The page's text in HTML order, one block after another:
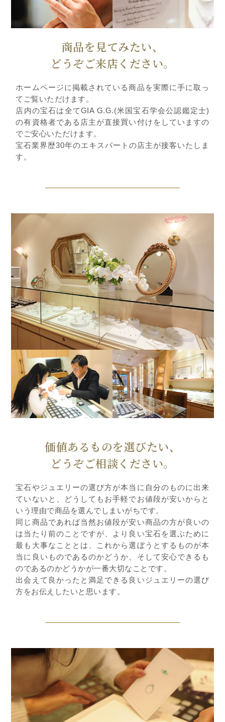
商品を見てみたい、
どうぞご来店ください。
ホームページに掲載されている商品を実際に手に取っ
てご覧いただけます。
店内の宝石は全てGIA G.G.(米国宝石学会公認鑑定士)
の有資格者である店主が直接買い付けをしていますの
でご安心いただけます。
宝石業界歴30年のエキスパートの店主が接客いたしま
す。
価値あるものを選びたい、
どうぞご相談ください。
宝石やジュエリーの選び方が本当に自分のものに出来
ていないと、どうしてもお手軽でお値段が安いからと
いう理由で商品を選んでしまいがちです。
同じ商品であれば当然お値段が安い商品の方が良いの
は当たり前のことですが、より良い宝石を選ぶために
最も大事なこととは、これから選ぼうとするものが本
当に良いものであるのかどうか、そして安心できるも
のであるのかどうかが一番大切なことです。
出会えて良かったと満足できる良いジュエリーの選び
方をお伝えしたいと思います。